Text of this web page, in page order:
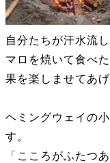
自分たちが汗水流
マロを焼いて食べ
果を楽しませてあ
ヘミングウェイの
す。
「こころがふたつ